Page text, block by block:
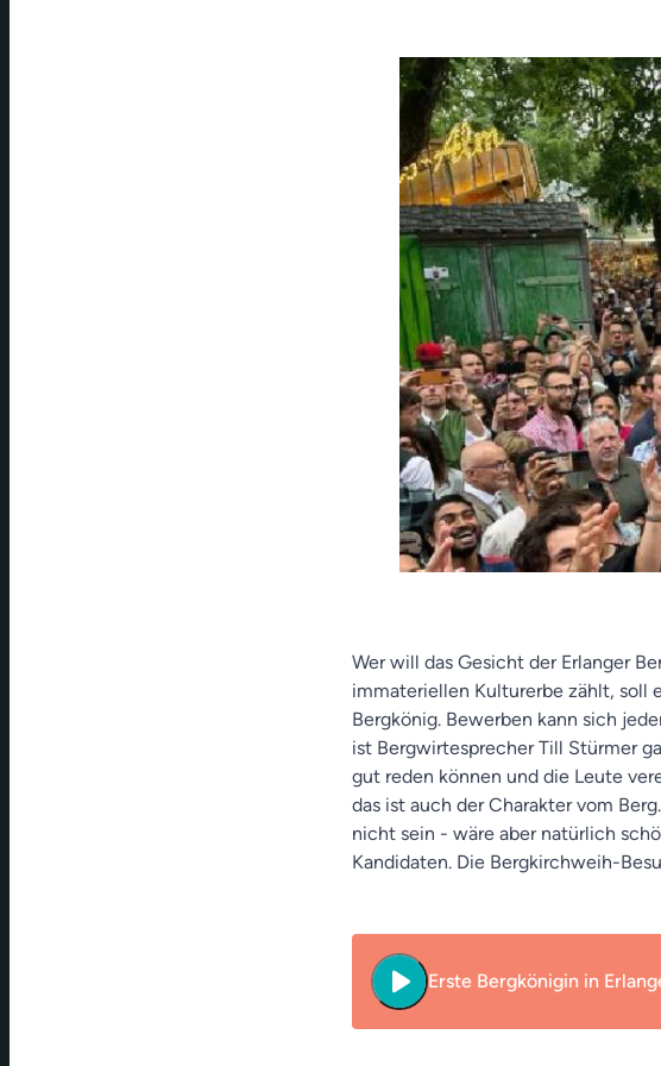
Wer will das Gesicht der Erlanger
immateriellen Kulturerbe zählt, soll
Bergkönig. Bewerben kann sich
ist Bergwirtesprecher Till Stürmer
gut reden können und die Leute
das ist auch der Charakter vom
nicht sein - wäre aber natürlich
Kandidaten. Die Bergkirchweih-
play_arrow Erste Bergkönigin in